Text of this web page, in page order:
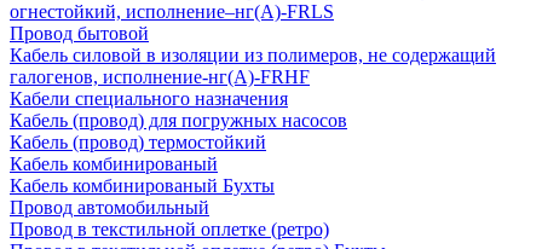
огнестойкий, исполнение–нг(А)-FRLS
Провод бытовой
Кабель силовой в изоляции из полимеров, не содержащий
галогенов, исполнение-нг(А)-FRHF
Кабели специального назначения
Кабель (провод) для погружных насосов
Кабель (провод) термостойкий
Кабель комбинированый
Кабель комбинированый Бухты
Провод автомобильный
Провод в текстильной оплетке (ретро)